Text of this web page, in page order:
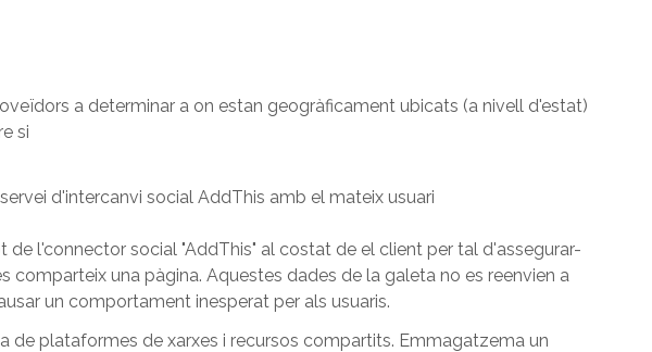
a determinar a on estan geogràficament ubicats (a nivell d'estat)
si
d'intercanvi social AddThis amb el mateix usuari
de l'connector social "AddThis" al costat de el client per tal d'assegurar-
comparteix una pàgina. Aquestes dades de la galeta no es reenvien a
un comportament inesperat per als usuaris.
plataformes de xarxes i recursos compartits. Emmagatzema un